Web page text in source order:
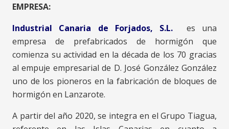
EMPRESA:
Industrial Canaria de Forjados, S.L.
es una
empresa de prefabricados de hormigón que
comienza su actividad en la década de los 70 gracias
al empuje empresarial de D. José González González
uno de los pioneros en la fabricación de bloques de
hormigón en Lanzarote.
A partir del año 2020, se integra en el Grupo Tiagua,